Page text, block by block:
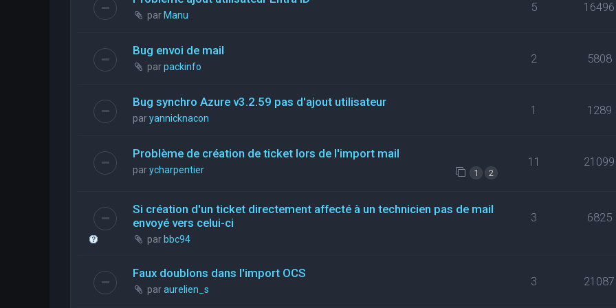
parManu
5 16496
Bug envoi de mail
parpackinfo
2 5808
Bug synchro Azure v3.2.59 pas d'ajout utilisateur
paryannicknacon
1 1289
Problème de création de ticket lors de l'import mail
parycharpentier 1 2
11 21099
Si création d'un ticket directement affecté à un technicien pas de mail
envoyé vers celui-ci
par bbc94
3 6825
Faux doublons dans l'import OCS
paraurelien_s
3 21087